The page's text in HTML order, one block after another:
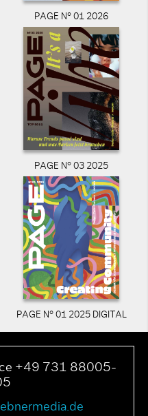
PAGE N° 01 2026
PAGE N° 03 2025
PAGE N° 01 2025 DIGITAL
+49 731 88005-